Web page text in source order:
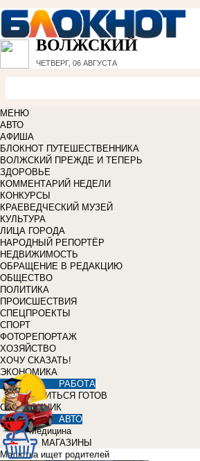
ВОЛЖСКИЙ
ЧЕТВЕРГ, 06 АВГУСТА
МЕНЮ
АВТО
АФИША
БЛОКНОТ ПУТЕШЕСТВЕННИКА
ВОЛЖСКИЙ ПРЕЖДЕ И ТЕПЕРЬ
ЗДОРОВЬЕ
КОММЕНТАРИЙ НЕДЕЛИ
КОНКУРСЫ
КРАЕВЕДЧЕСКИЙ МУЗЕЙ
КУЛЬТУРА
ЛИЦА ГОРОДА
НАРОДНЫЙ РЕПОРТЁР
НЕДВИЖИМОСТЬ
ОБРАЩЕНИЕ В РЕДАКЦИЮ
ОБЩЕСТВО
ПОЛИТИКА
ПРОИСШЕСТВИЯ
СПЕЦПРОЕКТЫ
СПОРТ
ФОТОРЕПОРТАЖ
ХОЗЯЙСТВО
ХОЧУ СКАЗАТЬ!
ЭКОНОМИКА
РАБОТА
УЧИТЬСЯ ГОТОВ
СПРАВОЧНИК
АВТО
Медицина
МАГАЗИНЫ
Малютка ищет родителей